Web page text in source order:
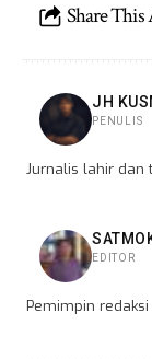
Share
JH
PENULIS
Jurnalis lahir dan
EDITOR
Pemimpin